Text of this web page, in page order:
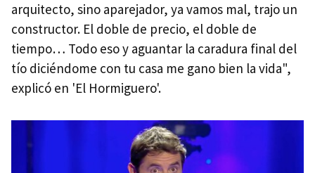
arquitecto, sino aparejador, ya vamos mal, trajo un
constructor. El doble de precio, el doble de
tiempo… Todo eso y aguantar la caradura final del
tío diciéndome con tu casa me gano bien la vida",
explicó en 'El Hormiguero'.